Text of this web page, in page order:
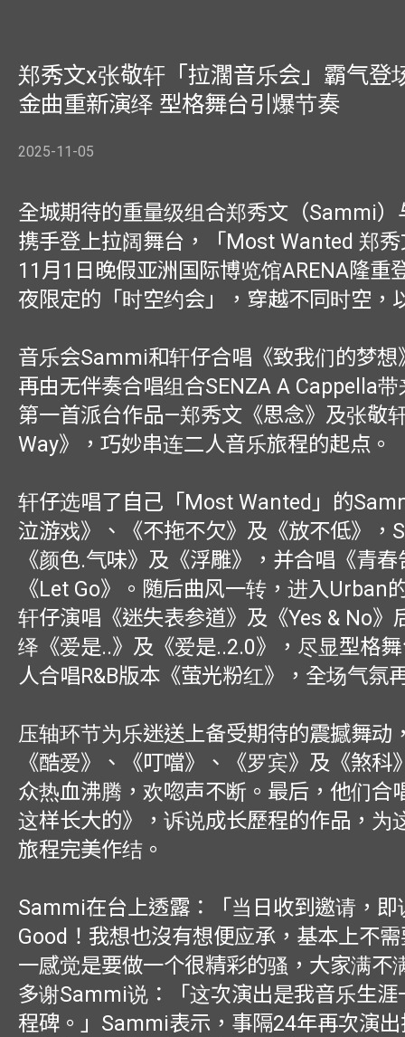
郑秀文x张敬轩「拉濶音乐会」霸气登
金曲重新演绎 型格舞台引爆节奏
2025-11-05
全城期待的重量级组合郑秀文（Sammi）
携手登上拉阔舞台，「Most Wanted 郑
11月1日晚假亚洲国际博览馆ARENA隆重
夜限定的「时空约会」，穿越不同时空，
音乐会Sammi和轩仔合唱《致我们的梦想
再由无伴奏合唱组合SENZA A Cappella
第一首派台作品—郑秀文《思念》及张敬
Way》，巧妙串连二人音乐旅程的起点。
轩仔选唱了自己「Most Wanted」的
泣游戏》、《不拖不欠》及《放不低》，
《颜色.气味》及《浮雕》，并合唱《青
《Let Go》。随后曲风一转，进入Urban
轩仔演唱《迷失表参道》及《Yes & No》
绎《爱是..》及《爱是..2.0》，尽显型格
人合唱R&B版本《萤光粉红》，全场气氛
压轴环节为乐迷送上备受期待的震撼舞动
《酷爱》、《叮噹》、《罗宾》及《煞科
众热血沸腾，欢唿声不断。最后，他们合
这样长大的》，诉说成长歷程的作品，为
旅程完美作结。
Sammi在台上透露：「当日收到邀请，即
Good！我想也沒有想便应承，基本上不
一感觉是要做一个很精彩的骚，大家满不
多谢Sammi说：「这次演出是我音乐生涯
程碑。」Sammi表示，事隔24年再次演